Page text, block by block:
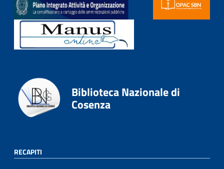
Biblioteca Nazionale di
Cosenza
RECAPITI